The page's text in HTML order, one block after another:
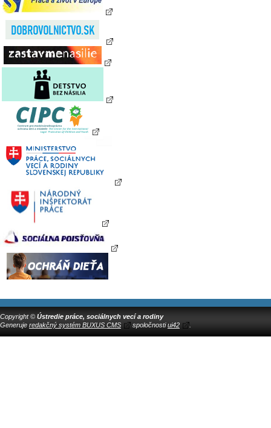
Copyright © Ústredie práce, sociálnych vecí a rodiny
Generuje redakčný systém BUXUS CMS spoločnostiui42